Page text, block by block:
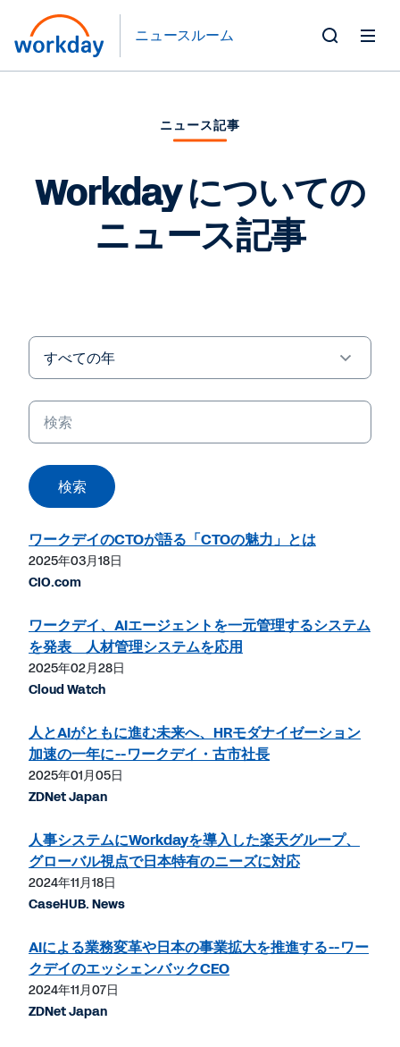
ニュースルーム
ニュース記事
Workday についての
ニュース記事
Year
キ
ー
ー
ド
検索
ワークデイのCTOが語る「CTOの魅力」とは
2025年03月18日
CIO.com
ワークデイ、AIエージェントを一元管理するシステム
を発表 人材管理システムを応用
2025年02月28日
Cloud Watch
人とAIがともに進む未来へ、HRモダナイゼーション
加速の一年に--ワークデイ・古市社長
2025年01月05日
ZDNet Japan
人事システムにWorkdayを導入した楽天グループ、
グローバル視点で日本特有のニーズに対応
2024年11月18日
CaseHUB. News
AIによる業務変革や日本の事業拡大を推進する--ワー
クデイのエッシェンバックCEO
2024年11月07日
ZDNet Japan